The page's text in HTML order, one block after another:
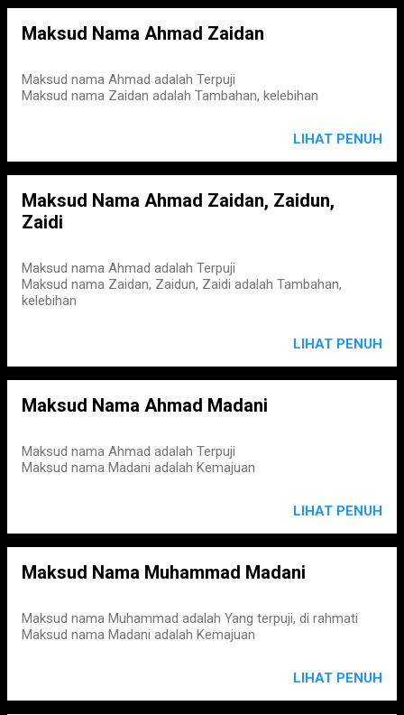
Maksud Nama Ahmad Zaidan
Maksud nama Ahmad adalah Terpuji
Maksud nama Zaidan adalah Tambahan, kelebihan
LIHAT PENUH
Maksud Nama Ahmad Zaidan, Zaidun,
Zaidi
Maksud nama Ahmad adalah Terpuji
Maksud nama Zaidan, Zaidun, Zaidi adalah Tambahan,
kelebihan
LIHAT PENUH
Maksud Nama Ahmad Madani
Maksud nama Ahmad adalah Terpuji
Maksud nama Madani adalah Kemajuan
LIHAT PENUH
Maksud Nama Muhammad Madani
Maksud nama Muhammad adalah Yang terpuji, di rahmati
Maksud nama Madani adalah Kemajuan
LIHAT PENUH